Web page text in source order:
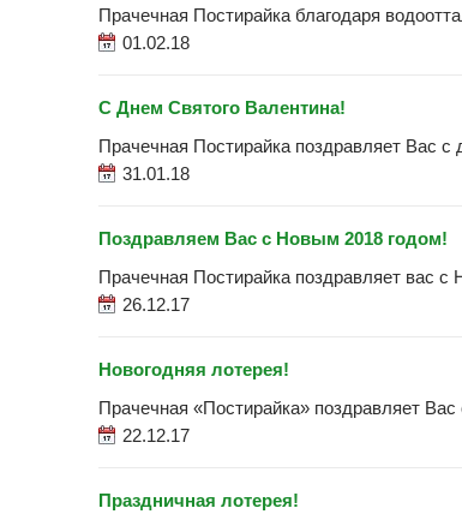
Прачечная Постирайка благодаря
01.02.18
С Днем Святого Валентина!
Прачечная Постирайка поздравляет Вас с
31.01.18
Поздравляем Вас с Новым 2018 годом!
Прачечная Постирайка поздравляет вас с
26.12.17
Новогодняя лотерея!
Прачечная «Постирайка» поздравляет
22.12.17
Праздничная лотерея!